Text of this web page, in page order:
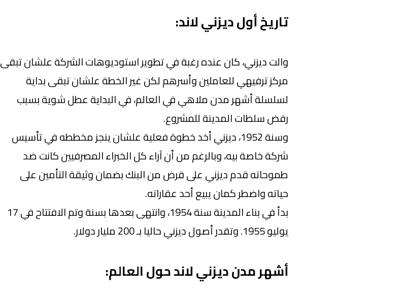
تاريخ أول ديزني لاند:
والت ديزني، كان عنده رغبة في تطوير استوديوهات الشركة علشان تبقى
مركز ترفيهي للعاملين وأسرهم لكن غير الخطة علشان تبقى بداية
لسلسلة أشهر مدن ملاهي في العالم، في البداية عطل شوية بسبب
رفض سلطات المدينة للمشروع.
وسنة 1952، ديزني أخد خطوة فعلية علشان ينجز مخططه في تأسيس
شركة خاصة بيه، وبالرغم من أن آراء كل الخبراء المصرفيين كانت ضد
طموحاته قدم ديزني على قرض من البنك بضمان وثيقة التأمين على
حياته واضطر كمان يبيع أحد عقاراته.
بدأ في بناء المدينة سنة 1954، وانتهى بعدها بسنة وتم الافتتاح في 17
يوليو 1955. وتقدر أصول ديزني حاليا بـ 200 مليار دولار.
أشهر مدن ديزني لاند حول العالم: